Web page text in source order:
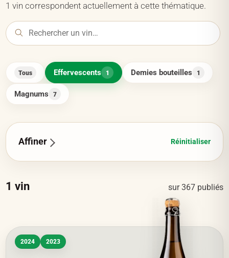
1 vin correspondent actuellement à cette thématique.
Tous Effervescents 1 Demies bouteilles 1
Magnums 7
Affiner Réinitialiser
1 vin sur367 publiés
2024 2023